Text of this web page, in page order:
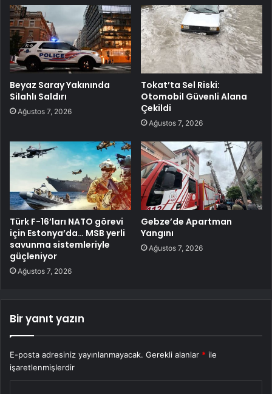
Beyaz Saray Yakınında
Silahlı Saldırı
Ağustos 7, 2026
Tokat’ta Sel Riski:
Otomobil Güvenli Alana
Çekildi
Ağustos 7, 2026
Türk F-16’ları NATO görevi
için Estonya’da… MSB yerli
savunma sistemleriyle
güçleniyor
Ağustos 7, 2026
Gebze’de Apartman
Yangını
Ağustos 7, 2026
Bir yanıt yazın
E-posta adresiniz yayınlanmayacak. Gerekli alanlar * ile
işaretlenmişlerdir